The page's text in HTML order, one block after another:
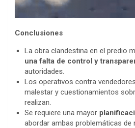
Conclusiones
La obra clandestina en el predio
una falta de control y
autoridades.
Los operativos contra
malestar y cuestionamientos
realizan.
Se requiere una mayor
abordar ambas problemáticas de